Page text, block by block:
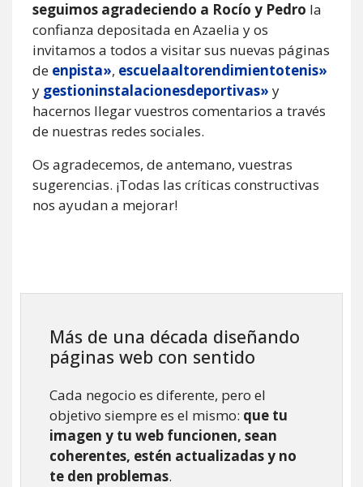
seguimos agradeciendo a Rocío y Pedro la
confianza depositada en Azaelia y os
invitamos a todos a visitar sus nuevas páginas
de enpista», escuelaaltorendimientotenis»
y gestioninstalacionesdeportivas» y
hacernos llegar vuestros comentarios a través
de nuestras redes sociales.
Os agradecemos, de antemano, vuestras
sugerencias. ¡Todas las críticas constructivas
nos ayudan a mejorar!
Más de una década diseñando
páginas web con sentido
Cada negocio es diferente, pero el
objetivo siempre es el mismo: que tu
imagen y tu web funcionen, sean
coherentes, estén actualizadas y no
te den problemas.